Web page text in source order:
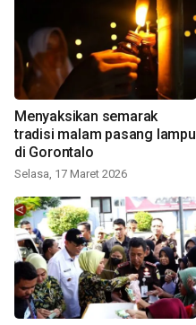
Menyaksikan semarak
tradisi malam pasang lampu
di Gorontalo
Selasa, 17 Maret 2026